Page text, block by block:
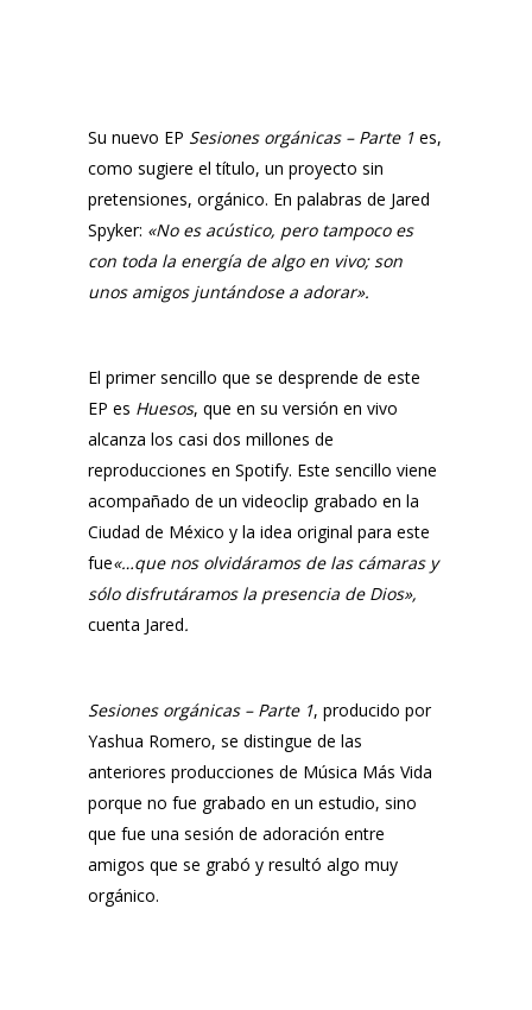
Su nuevo EP Sesiones orgánicas – Parte 1 es,
como sugiere el título, un proyecto sin
pretensiones, orgánico. En palabras de Jared
Spyker: «No es acústico, pero tampoco es
con toda la energía de algo en vivo; son
unos amigos juntándose a adorar».
El primer sencillo que se desprende de este
EP es Huesos, que en su versión en vivo
alcanza los casi dos millones de
reproducciones en Spotify. Este sencillo viene
acompañado de un videoclip grabado en la
Ciudad de México y la idea original para este
fue«…que nos olvidáramos de las cámaras y
sólo disfrutáramos la presencia de Dios»,
cuenta Jared.
Sesiones orgánicas – Parte 1, producido por
Yashua Romero, se distingue de las
anteriores producciones de Música Más Vida
porque no fue grabado en un estudio, sino
que fue una sesión de adoración entre
amigos que se grabó y resultó algo muy
orgánico.